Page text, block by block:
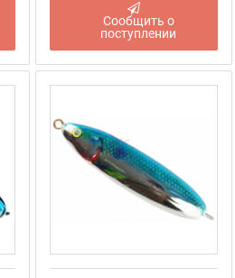
Сообщить о
поступлении